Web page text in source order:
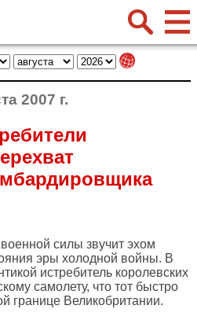
2007 г.
силы звучит эхом
эры холодной войны. В
истребитель королевских
самолету, что тот быстро
границе Великобритании.